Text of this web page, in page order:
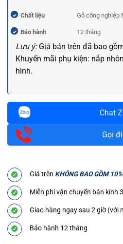
Chất liệu Gỗ công nghiệp
Bảo hành 12 tháng
Lưu ý:Giá bán trên đã bao
Khuyến mãi phụ kiện: nắp
hình.
Chat
Gọi
Giá trên KHÔNG BAO GỒM
Miễn phí vận chuyển bán kính
Giao hàng ngay sau 2 giờ (với
Bảo hành 12 tháng